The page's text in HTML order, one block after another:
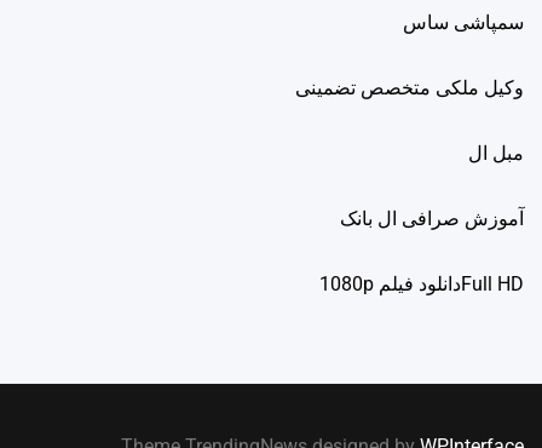
سمپاشی ساس
وکیل ملکی متخصص تضمینی
مبل ال
آموزش صرافی ال بانک
Full HDدانلود فيلم 1080p